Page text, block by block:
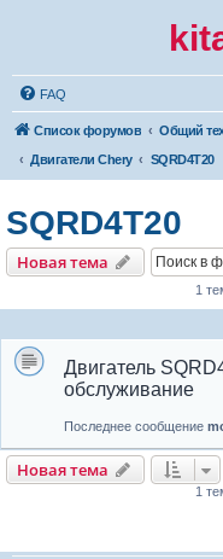
FAQ
Список форумов Общий
Двигатели Chery
SQRD4T20
SQRD4T20
Новая тема
1
Двигатель
обслуживание
Последнее сообщение
Новая тема
1